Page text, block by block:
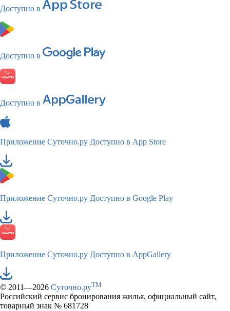
Доступно в
Доступно в
Доступно в
Приложение Суточно.ру Доступно в App Store
Приложение Суточно.ру Доступно в Google Play
Приложение Суточно.ру Доступно в AppGallery
© 2011—2026 Суточно.руTM
Российский сервис бронирования жилья, официальный сайт,
товарный знак № 681728